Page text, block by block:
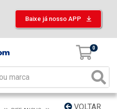
Baixe já nosso APP
0
VOLTAR